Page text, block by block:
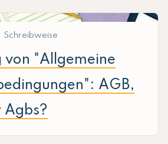
Schreibweise
von "Allgemeine
AGB,
Agbs?